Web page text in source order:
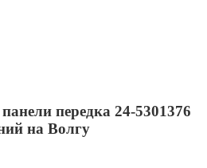
передка 24-5301376
на Волгу